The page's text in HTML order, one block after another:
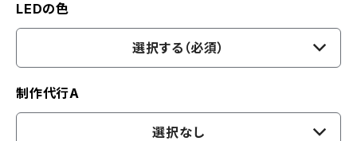
LEDの色
選択する（必須）
制作代行A
選択なし